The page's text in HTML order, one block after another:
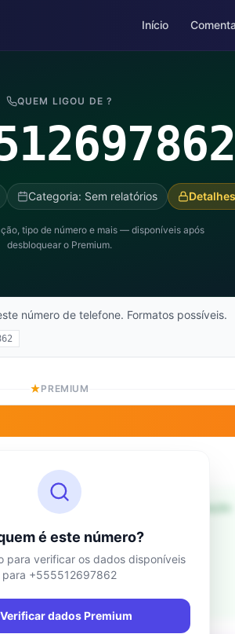
Início
QUEM LIGOU DE ?
Categoria: Sem relatórios
tipo de número e mais — disponíveis após
desbloquear o Premium.
número de telefone. Formatos possíveis.
PREMIUM
Informações de localização
País
Cidade
Região
é este número?
para verificar os dados disponíveis
para +555512697862
Verificar dados Premium